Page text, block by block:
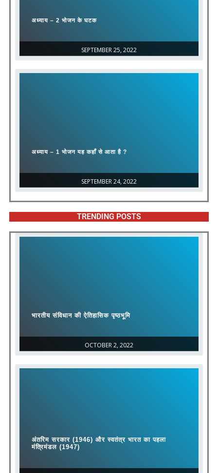
SEPTEMBER 25, 2022
अध्याय – 2 भोजन के घटक
SEPTEMBER 24, 2022
अध्याय – 1 भोजन यह कहाँ से आता है ?
TRENDING POSTS
OCTOBER 2, 2022
भारतीय संविधान की ऐतिहासिक पृष्ठभूमि
अंतरिम सरकार (1946) और स्वतंत्र भारत का पहला
मंत्रिमंडल (1947)